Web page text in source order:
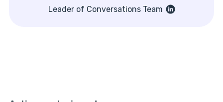
Leader of Conversations Team